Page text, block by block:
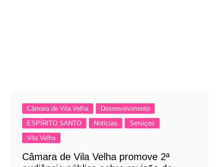
Câmara de Vila Velha
Desenvolvimento
ESPÍRITO SANTO
Notícias
Serviços
Vila Velha
Câmara de Vila Velha promove 2ª